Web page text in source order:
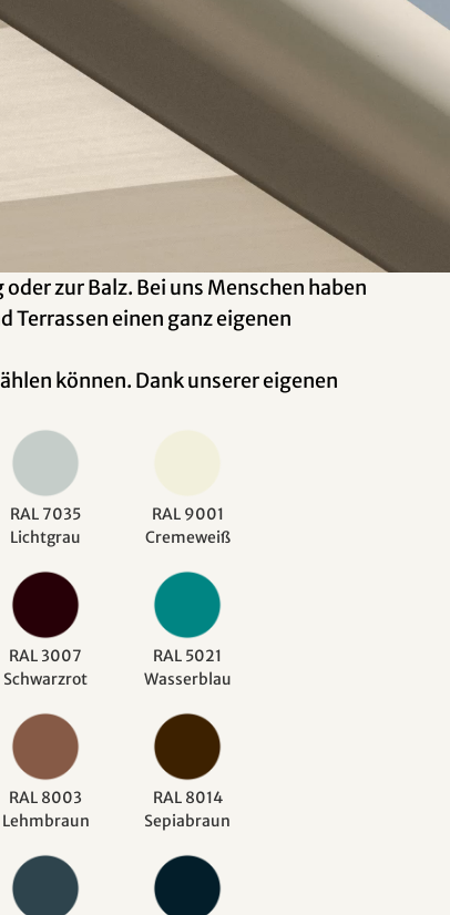
zur Balz. Bei uns Menschen haben
Terrassen einen ganz eigenen
können. Dank unserer eigenen
RAL 7035
Lichtgrau
RAL 9001
Cremeweiß
RAL 3007
Schwarzrot
RAL 5021
Wasserblau
RAL 8003
Lehmbraun
RAL 8014
Sepiabraun